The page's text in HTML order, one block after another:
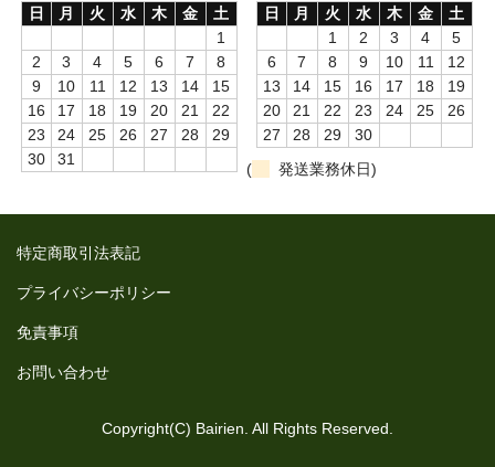
日
月 火 水 木 金
土
1
2
3 4 5 6 7
8
9
10 11 12 13 14
15
16
17 18 19 20 21
22
23
24 25 26 27 28
29
30
31
日
月 火 水 木 金
土
1
2 3 4
5
6
7 8 9 10 11
12
13
14 15 16 17 18
19
20
21 22 23 24 25
26
27
28 29
30
(
発送業務休日)
特定商取引法表記
プライバシーポリシー
免責事項
お問い合わせ
Copyright(C) Bairien. All Rights Reserved.